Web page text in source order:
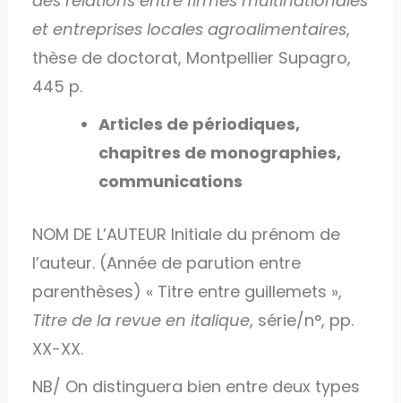
et entreprises locales agroalimentaires,
thèse de doctorat, Montpellier Supagro,
445 p.
Articles de périodiques,
chapitres de monographies,
communications
NOM DE L’AUTEUR Initiale du prénom de
l’auteur. (Année de parution entre
parenthèses) « Titre entre guillemets »,
Titre de la revue en italique, série/n°, pp.
XX-XX.
NB/ On distinguera bien entre deux types